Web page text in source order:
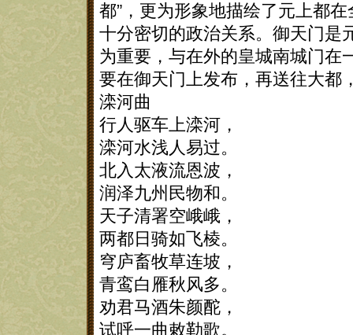
都”，更为形象地描绘了元上都
十分密切的政治关系。御天门是
为重要，与在外的皇城南城门在
要在御天门上发布，再送往大都
滦河曲
行人驱车上滦河，
滦河水浅人易过。
北入太液流恩波，
润泽九州民物和。
天子清署空峨峨，
两都日骑如飞棱。
穹庐畜牧草连坡，
青鸾白雁秋风多。
劝君马酒朱颜酡，
试呼一曲敕勒歌。